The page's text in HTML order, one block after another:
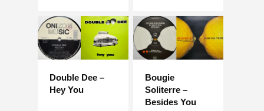
Double Dee –
Hey You
Bougie
Soliterre –
Besides You